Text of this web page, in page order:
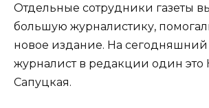
Отдельные сотрудники газеты
большую журналистику,
новое издание. На
журналист в редакции один
Сапуцкая.